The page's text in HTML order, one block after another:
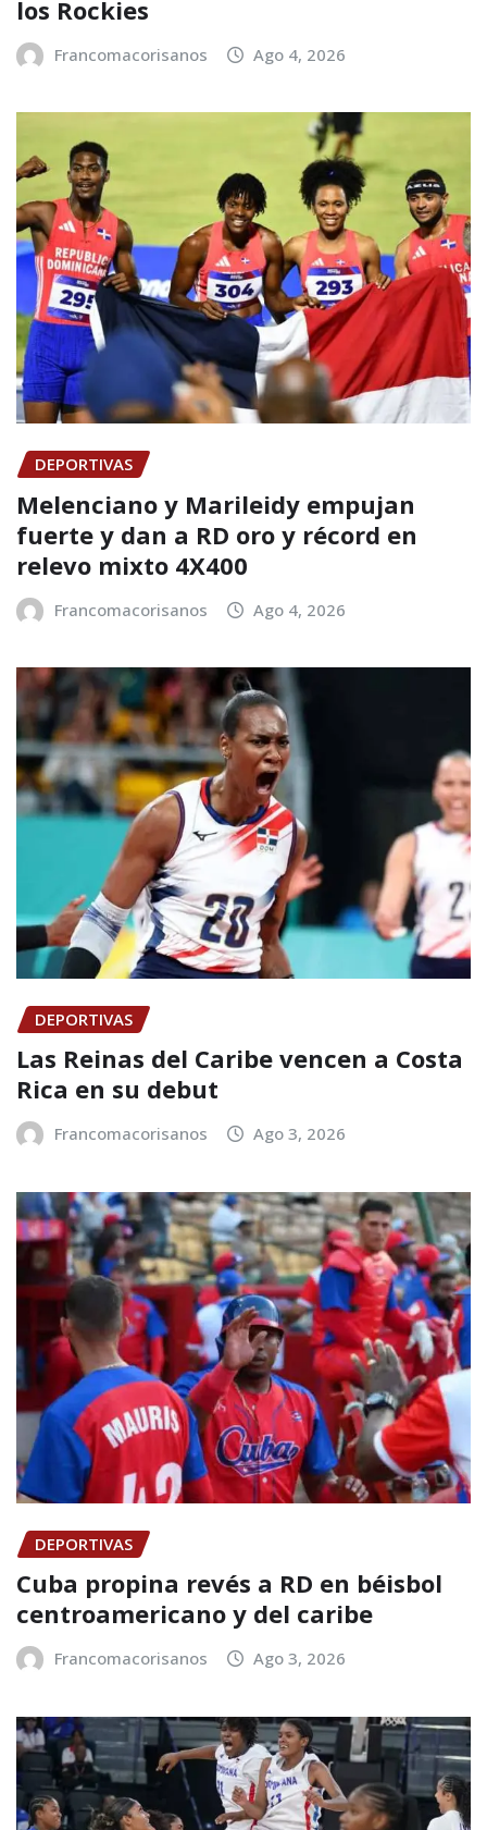
los Rockies
Francomacorisanos Ago 4, 2026
DEPORTIVAS
Melenciano y Marileidy empujan
fuerte y dan a RD oro y récord en
relevo mixto 4X400
Francomacorisanos Ago 4, 2026
DEPORTIVAS
Las Reinas del Caribe vencen a Costa
Rica en su debut
Francomacorisanos Ago 3, 2026
DEPORTIVAS
Cuba propina revés a RD en béisbol
centroamericano y del caribe
Francomacorisanos Ago 3, 2026